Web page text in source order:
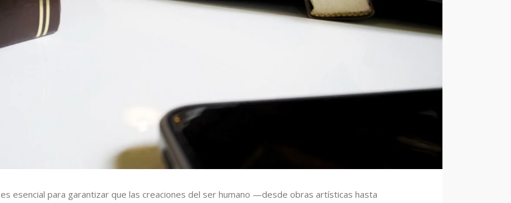
es esencial para garantizar que las creaciones del ser humano —desde obras artísticas hasta